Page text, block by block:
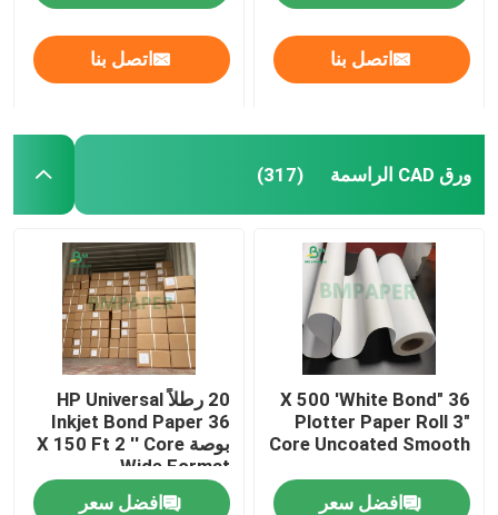
اتصل بنا اتصل بنا
ورق CAD الراسمة (317)
36 "X 500 'White Bond
Plotter Paper Roll 3"
Core Uncoated Smooth
افضل سعر
20 رطلاً HP Universal
Inkjet Bond Paper 36
بوصة X 150 Ft 2 '' Core
Wide Format
افضل سعر